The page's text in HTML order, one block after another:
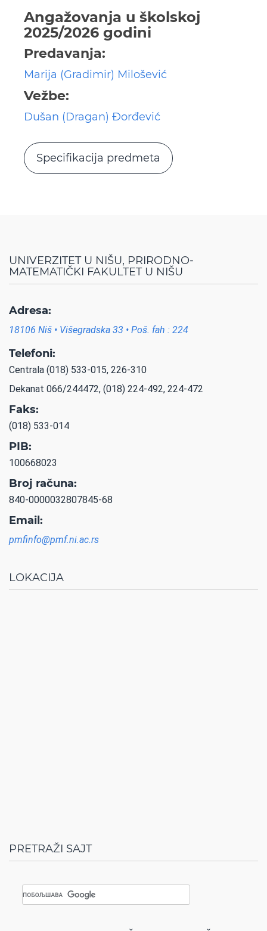
Angažovanja u školskoj
2025/2026 godini
Predavanja:
Marija (Gradimir) Milošević
Vežbe:
Dušan (Dragan) Đorđević
Specifikacija predmeta
UNIVERZITET U NIŠU, PRIRODNO-
MATEMATIČKI FAKULTET U NIŠU
Adresa:
18106 Niš • Višegradska 33 • Poš. fah : 224
Telefoni:
Centrala (018) 533-015, 226-310
Dekanat 066/244472, (018) 224-492, 224-472
Faks:
(018) 533-014
PIB:
100668023
Broj računa:
840-0000032807845-68
Email:
pmfinfo@pmf.ni.ac.rs
LOKACIJA
PRETRAŽI SAJT